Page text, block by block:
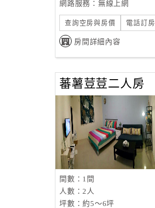
網路服務：無線上網
查詢空房與房價 電話訂房
房間詳細內容
蕃薯荳荳二人房
間數：1間
人數：2人
坪數：約5～6坪